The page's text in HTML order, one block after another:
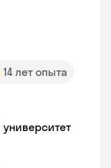
14 лет опыта